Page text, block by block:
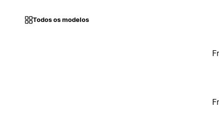
Todos os modelos